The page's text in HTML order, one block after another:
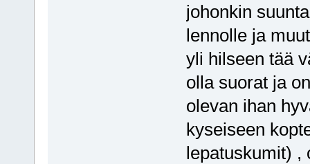
johonkin
lennolle ja
yli hilseen tää
olla suorat ja
olevan ihan
kyseiseen
lepatuskumit) ,